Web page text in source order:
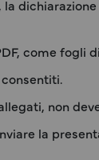
la
come fogli
non
la